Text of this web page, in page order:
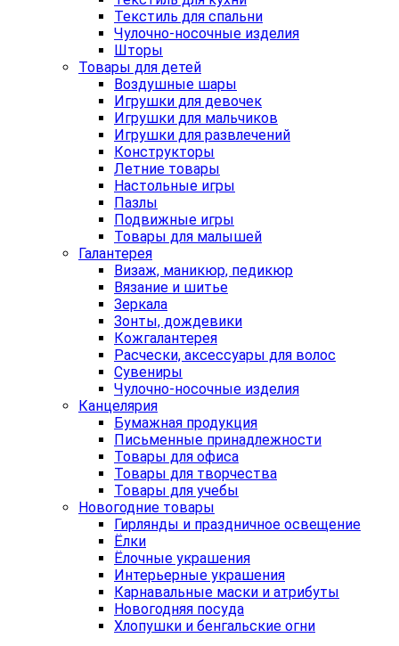
Текстиль для спальни
Чулочно-носочные изделия
Шторы
Товары для детей
Воздушные шары
Игрушки для девочек
Игрушки для мальчиков
Игрушки для развлечений
Конструкторы
Летние товары
Настольные игры
Пазлы
Подвижные игры
Товары для малышей
Галантерея
Визаж, маникюр, педикюр
Вязание и шитье
Зеркала
Зонты, дождевики
Кожгалантерея
Расчески, аксессуары для волос
Сувениры
Чулочно-носочные изделия
Канцелярия
Бумажная продукция
Письменные принадлежности
Товары для офиса
Товары для творчества
Товары для учебы
Новогодние товары
Гирлянды и праздничное освещение
Ёлки
Ёлочные украшения
Интерьерные украшения
Карнавальные маски и атрибуты
Новогодняя посуда
Хлопушки и бенгальские огни